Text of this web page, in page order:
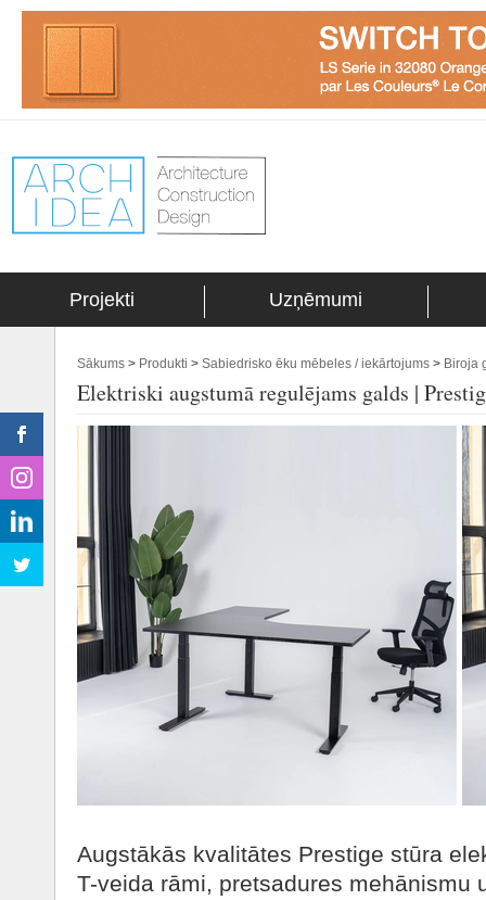
Projekti Uzņēmumi
Sākums > Produkti > Sabiedrisko ēku mēbeles / iekārtojums > Biroja
Elektriski augstumā regulējams galds |
Augstākās kvalitātes Prestige stūra
T-veida rāmi, pretsadures mehānismu